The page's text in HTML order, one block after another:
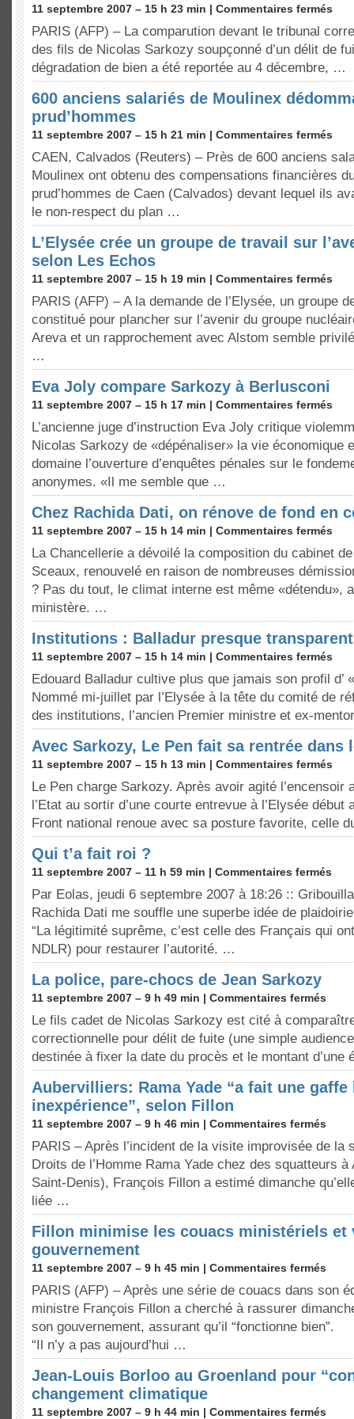
11 septembre 2007 – 15 h 23 min | Commentaires fermés
PARIS (AFP) – La comparution devant le tribunal
des fils de Nicolas Sarkozy soupçonné d’un délit de
dégradation de bien a été reportée au 4 décembre, …
600 anciens salariés de Moulinex
prud’hommes
11 septembre 2007 – 15 h 21 min | Commentaires fermés
CAEN, Calvados (Reuters) – Près de 600 anciens
Moulinex ont obtenu des compensations financières
prud’hommes de Caen (Calvados) devant lequel ils
le non-respect du plan …
L’Elysée crée un groupe de travail sur
selon Les Echos
11 septembre 2007 – 15 h 19 min | Commentaires fermés
PARIS (AFP) – A la demande de l’Elysée, un groupe
constitué pour plancher sur l’avenir du groupe
Areva et un rapprochement avec Alstom semble
…
Eva Joly compare Sarkozy à Berlusconi
11 septembre 2007 – 15 h 17 min | Commentaires fermés
L’ancienne juge d’instruction Eva Joly critique
Nicolas Sarkozy de «dépénaliser» la vie économique
domaine l’ouverture d’enquêtes pénales sur le
anonymes. «Il me semble que …
Chez Rachida Dati, on rénove de fond en
11 septembre 2007 – 15 h 14 min | Commentaires fermés
La Chancellerie a dévoilé la composition du cabinet
Sceaux, renouvelé en raison de nombreuses
? Pas du tout, le climat interne est même «détendu»,
ministère. …
Institutions : Balladur presque transparent
11 septembre 2007 – 15 h 14 min | Commentaires fermés
Edouard Balladur cultive plus que jamais son profil d’
Nommé mi-juillet par l’Elysée à la tête du comité de
des institutions, l’ancien Premier mi­nistre et ex-
Avec Sarkozy, Le Pen fait sa rentrée dans
11 septembre 2007 – 15 h 13 min | Commentaires fermés
Le Pen charge Sarkozy. Après avoir agité l’encensoir
l’Etat au sortir d’une courte entrevue à l’Elysée début
Front national renoue avec sa posture favorite, celle
Qui t’a fait roi ?
11 septembre 2007 – 11 h 59 min | Commentaires fermés
Par Eolas, jeudi 6 septembre 2007 à 18:26 ::
Rachida Dati me souffle une superbe idée de
“La légitimité suprême, c’est celle des Français qui
NDLR) pour restaurer l’autorité. …
La police, pare-chocs de Jean Sarkozy
11 septembre 2007 – 9 h 49 min | Commentaires fermés
Le fils cadet de Nicolas Sarkozy est cité à
correctionnelle pour délit de fuite (une simple
destinée à fixer la date du procès et le montant
Aubervilliers: Rama Yade “a fait une gaffe
inexpérience”, selon Fillon
11 septembre 2007 – 9 h 46 min | Commentaires fermés
PARIS – Après l’incident de la visite improvisée de la
Droits de l’Homme Rama Yade chez des squatteurs
Saint-Denis), François Fillon a estimé dimanche
liée …
Fillon minimise les couacs ministériels et
gouvernement
11 septembre 2007 – 9 h 45 min | Commentaires fermés
PARIS (AFP) – Après une série de couacs dans son
ministre François Fillon a cherché à rassurer
son gouvernement, assurant qu’il “fonctionne bien”.
“Il n’y a pas aujourd’hui …
Jean-Louis Borloo au Groenland pour
changement climatique
11 septembre 2007 – 9 h 44 min | Commentaires fermés